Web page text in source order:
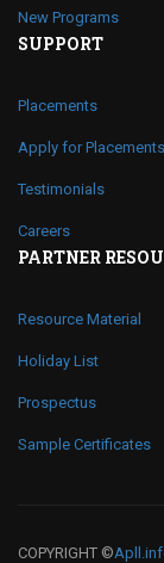
New Programs
SUPPORT
Placements
Apply for Placements
Testimonials
Careers
PARTNER
Resource Material
Holiday List
Prospectus
Sample Certificates
COPYRIGHT ©